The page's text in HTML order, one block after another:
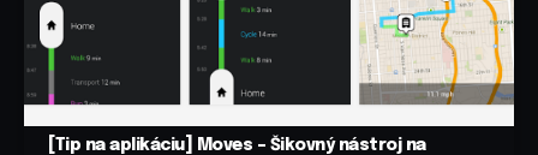
[Tip na aplikáciu] Moves – Šikovný nástroj na